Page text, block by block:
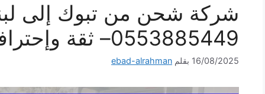
شركة شحن من تبوك إلى
0553885449– ثقة وإحترافية لكل شحنة
16/08/2025 بقلم ebad-alrahman